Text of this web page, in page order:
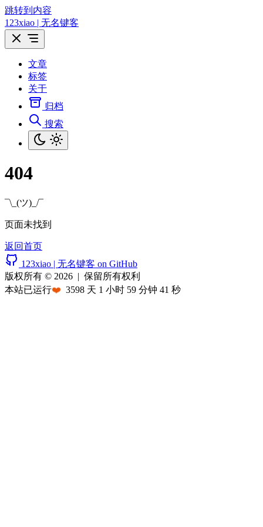
跳转到内容
123xiao | 无名键客
文章
标签
关于
归档
搜索
404
¯\_(ツ)_/¯
页面未找到
返回首页
123xiao | 无名键客 on GitHub
版权所有 © 2026 | 保留所有权利
本站已运行❤️ 3598 天 1 小时 59 分钟 41 秒